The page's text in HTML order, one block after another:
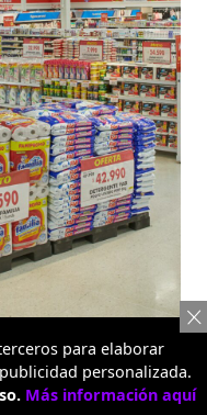
en un
para elaborar
personalizada.
Más información aquí